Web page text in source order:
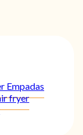
Empadas
fryer